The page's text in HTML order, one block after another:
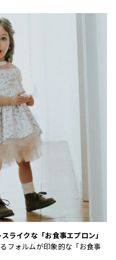
ライクな「お食事エプロン」
フォルムが印象的な「お食事